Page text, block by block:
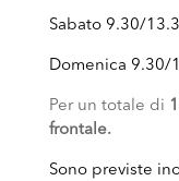
Sabato 9.30/
Domenica 9.30/
Per un totale di
frontale.
Sono previste